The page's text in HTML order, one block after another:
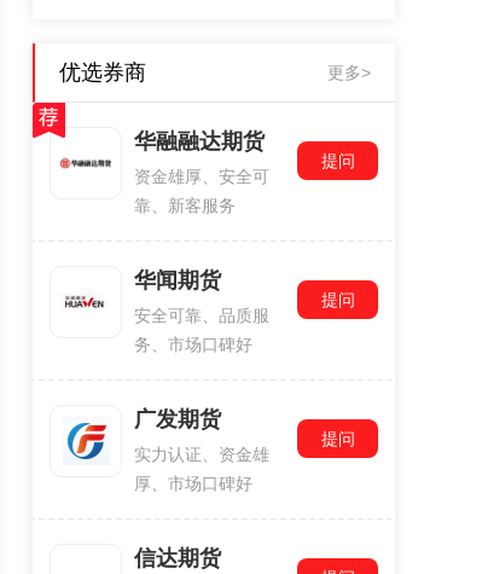
优选券商 更多>
华融融达期货
资金雄厚、安全可
靠、新客服务
提问
华闻期货
安全可靠、品质服
务、市场口碑好
提问
广发期货
实力认证、资金雄
厚、市场口碑好
提问
信达期货